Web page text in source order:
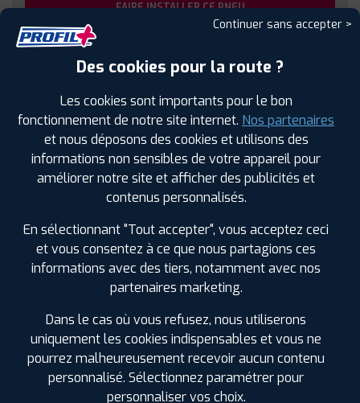
FAIRE INSTALLER CE PNEU
Sous réserve de disponibilité en agence
SPÉCIFICATIONS AVIS CLIENTS ÉTIQUETAGE
Étiquetage
Continuer sans accepter >
Des cookies pour la route ?
Les cookies sont importants pour le bon
fonctionnement de notre site internet. Nos partenaires
et nous déposons des cookies et utilisons des
informations non sensibles de votre appareil pour
améliorer notre site et afficher des publicités et
contenus personnalisés.
En sélectionnant "Tout accepter", vous acceptez ceci
et vous consentez à ce que nous partagions ces
informations avec des tiers, notamment avec nos
partenaires marketing.
Dans le cas où vous refusez, nous utiliserons
uniquement les cookies indispensables et vous ne
pourrez malheureusement recevoir aucun contenu
personnalisé. Sélectionnez paramétrer pour
personnaliser vos choix.